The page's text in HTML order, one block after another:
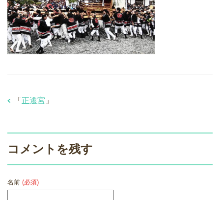
「 正遷宮 」
コメントを残す
名前 (必須)